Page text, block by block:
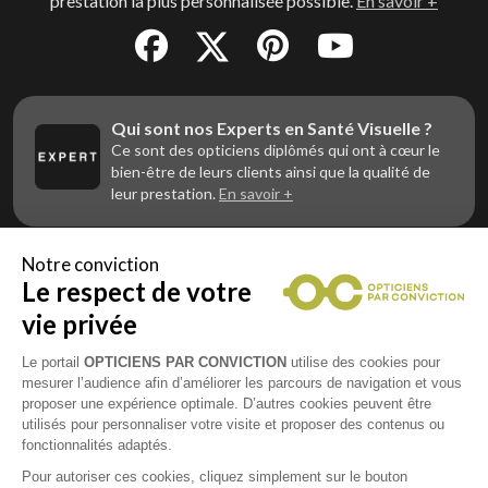
Qui sont nos Experts en Santé Visuelle ?
Ce sont des opticiens diplômés qui ont à cœur le
bien-être de leurs clients ainsi que la qualité de
leur prestation. En savoir +
Vous êtes un professionnel de la vue et
vous souhaitez nous rejoindre ?
Contactez Alliance Optic, la centrale d’achats et
d’accompagnement des opticiens indépendants
Notre conviction
Le respect de votre
vie privée
Le portail OPTICIENS PAR CONVICTION utilise des cookies pour
mesurer l’audience afin d’améliorer les parcours de navigation et vous
proposer une expérience optimale. D’autres cookies peuvent être
utilisés pour personnaliser votre visite et proposer des contenus ou
fonctionnalités adaptés.
Pour autoriser ces cookies, cliquez simplement sur le bouton